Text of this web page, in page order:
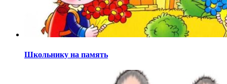
Школьнику на память